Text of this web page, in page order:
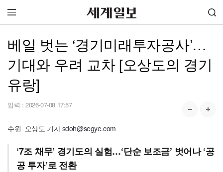
베일 벗는 ‘경기미래투자공사’…
기대와 우려 교차 [오상도의 경기
유랑]
입력 : 2026-07-08 17:57
수원=오상도 기자 sdoh@segye.com
‘7조 채무’ 경기도의 실험…‘단순 보조금’ 벗어나 ‘공
공 투자’로 전환